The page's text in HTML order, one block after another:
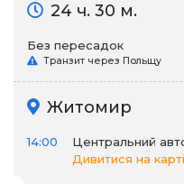
24 ч. 30 м.
Без пересадок
Транзит через Польщу
Житомир
14:00
Центральний
Дивитися на карті